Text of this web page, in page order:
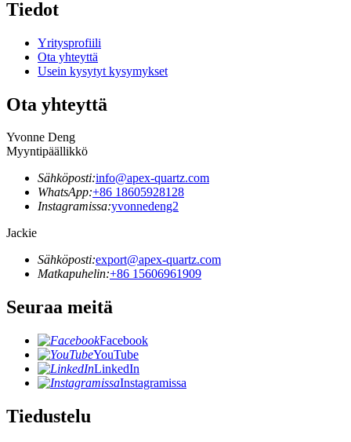
Tiedot
Yritysprofiili
Ota yhteyttä
Usein kysytyt kysymykset
Ota yhteyttä
Yvonne Deng
Myyntipäällikkö
Sähköposti:info@apex-quartz.com
WhatsApp:+86 18605928128
Instagramissa:yvonnedeng2
Jackie
Sähköposti:export@apex-quartz.com
Matkapuhelin:+86 15606961909
Seuraa meitä
Facebook
YouTube
LinkedIn
Instagramissa
Tiedustelu